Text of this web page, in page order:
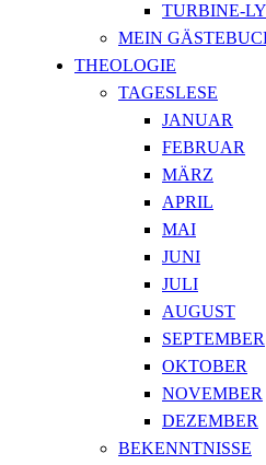
TURBINE-
MEIN
THEOLOGIE
TAGESLESE
JANUAR
FEBRUAR
MÄRZ
APRIL
MAI
JUNI
JULI
AUGUST
SEPTEMBER
OKTOBER
NOVEMBER
DEZEMBER
BEKENNTNISSE